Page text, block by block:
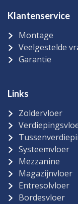
Klantenservice
Montage
Veelgestelde
Garantie
Links
Zoldervloer
Systeemvloer
Mezzanine
Magazijnvloer
Entresolvloer
Bordesvloer